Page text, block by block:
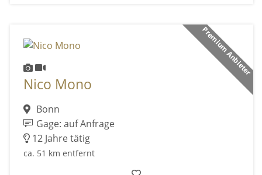
Premium Anbieter
Nico Mono
Bonn
Gage: auf Anfrage
12 Jahre tätig
ca. 51 km entfernt